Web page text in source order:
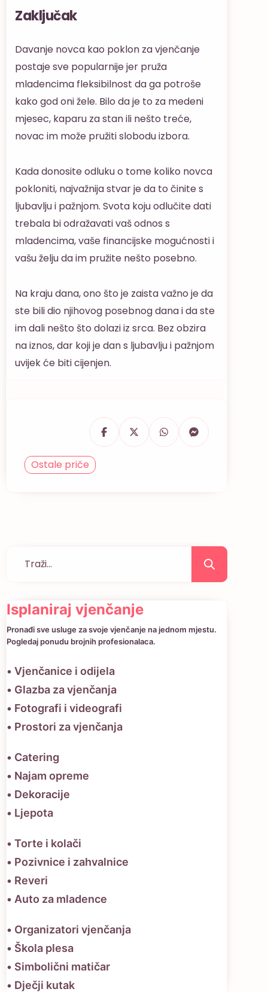
Zaključak
Davanje novca kao poklon za vjenčanje
postaje sve popularnije jer pruža
mladencima fleksibilnost da ga potroše
kako god oni žele. Bilo da je to za medeni
mjesec, kaparu za stan ili nešto treće,
novac im može pružiti slobodu izbora.
Kada donosite odluku o tome koliko novca
pokloniti, najvažnija stvar je da to činite s
ljubavlju i pažnjom. Svota koju odlučite dati
trebala bi odražavati vaš odnos s
mladencima, vaše financijske mogućnosti i
vašu želju da im pružite nešto posebno.
Na kraju dana, ono što je zaista važno je da
ste bili dio njihovog posebnog dana i da ste
im dali nešto što dolazi iz srca. Bez obzira
na iznos, dar koji je dan s ljubavlju i pažnjom
uvijek će biti cijenjen.
Ostale priče
Isplaniraj vjenčanje
Pronađi sve usluge za svoje vjenčanje na jednom mjestu.
Pogledaj ponudu brojnih profesionalaca.
• Vjenčanice i odijela
• Glazba za vjenčanja
• Fotografi i videografi
• Prostori za vjenčanja
• Catering
• Najam opreme
• Dekoracije
• Ljepota
• Torte i kolači
• Pozivnice i zahvalnice
• Reveri
• Auto za mladence
• Organizatori vjenčanja
• Škola plesa
• Simbolični matičar
• Dječji kutak